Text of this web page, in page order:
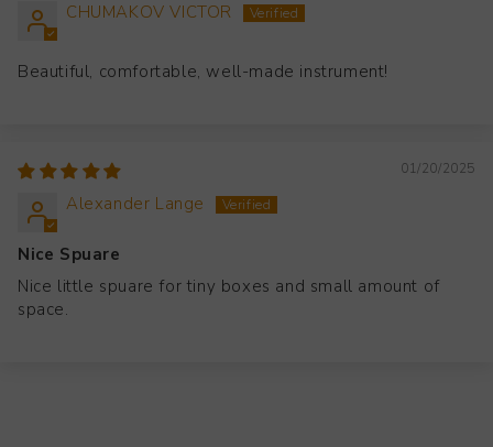
CHUMAKOV VICTOR
Beautiful, comfortable, well-made instrument!
01/20/2025
Alexander Lange
Nice Spuare
Nice little spuare for tiny boxes and small amount of
space.